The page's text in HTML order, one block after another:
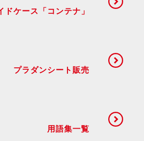
ドケース「コンテナ」
プラダンシート販売
用語集一覧